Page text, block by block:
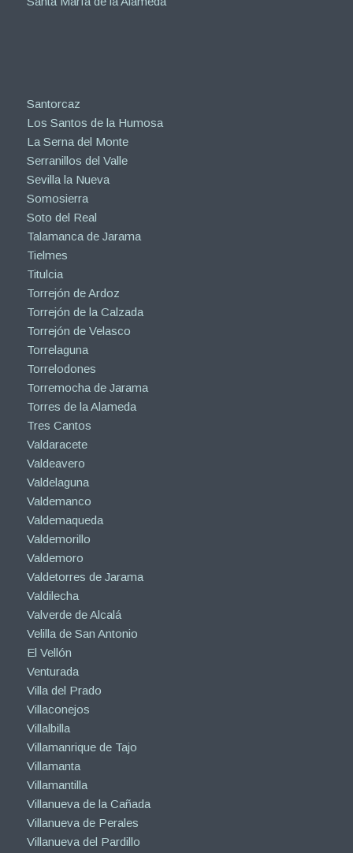
Santorcaz
Los Santos de la Humosa
La Serna del Monte
Serranillos del Valle
Sevilla la Nueva
Somosierra
Soto del Real
Talamanca de Jarama
Tielmes
Titulcia
Torrejón de Ardoz
Torrejón de la Calzada
Torrejón de Velasco
Torrelaguna
Torrelodones
Torremocha de Jarama
Torres de la Alameda
Tres Cantos
Valdaracete
Valdeavero
Valdelaguna
Valdemanco
Valdemaqueda
Valdemorillo
Valdemoro
Valdetorres de Jarama
Valdilecha
Valverde de Alcalá
Velilla de San Antonio
El Vellón
Venturada
Villa del Prado
Villaconejos
Villalbilla
Villamanrique de Tajo
Villamanta
Villamantilla
Villanueva de la Cañada
Villanueva de Perales
Villanueva del Pardillo